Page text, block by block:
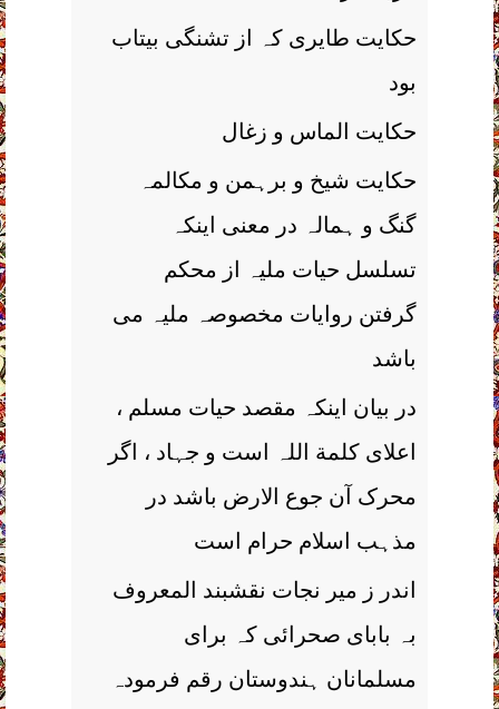
حکایت طایری کہ از تشنگی بیتاب
بود
حکایت الماس و زغال
حکایت شیخ و برہمن و مکالمہ
گنگ و ہمالہ در معنی اینکہ
تسلسل حیات ملیہ از محکم
گرفتن روایات مخصوصہ ملیہ می
باشد
در بیان اینکہ مقصد حیات مسلم ،
اعلای کلمة اللہ است و جہاد ، اگر
محرک آن جوع الارض باشد در
مذہب اسلام حرام است
اندر ز میر نجات نقشبند المعروف
بہ بابای صحرائی کہ برای
مسلمانان ہندوستان رقم فرمودہ